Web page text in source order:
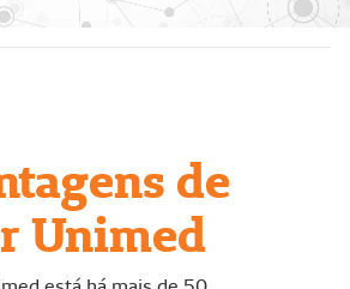
de
Unimed